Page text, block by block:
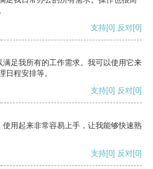
支持[0] 反对[0]
足我所有的工作需求。我可以使用它来
日程安排等。
支持[0] 反对[0]
用起来非常容易上手，让我能够快速熟
支持[0] 反对[0]